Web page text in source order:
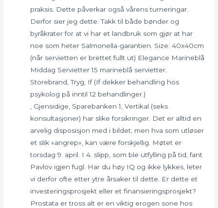
praksis. Dette påverkar også vårens turneringar.
Derfor sier jeg dette: Takk til både bønder og
byråkrater for at vi har et landbruk som gjør at har
noe som heter Salmonella-garantien. Size: 40x40cm
(når servietten er brettet fullt ut) Elegance Marineblå
Middag Servietter 15 marineblå servietter.
Storebrand, Tryg, If (If dekker behandling hos
psykolog på inntil 12 behandlinger.)
, Gjensidige, Sparebanken 1, Vertikal (seks
konsultasjoner) har slike forsikringer. Det er alltid en
arvelig disposisjon med i bildet, men hva som utløser
et slik «angrep», kan være forskjellig. Møtet er
torsdag 9. april. I 4. slipp, som ble utfylling på tid, fant
Pavlov igjen fugl. Har du høy IQ og ikke lykkes, leter
vi derfor ofte etter ytre årsaker til dette. Er dette et
investeringsprosjekt eller et finansieringsprosjekt?
Prostata er tross alt er en viktig erogen sone hos